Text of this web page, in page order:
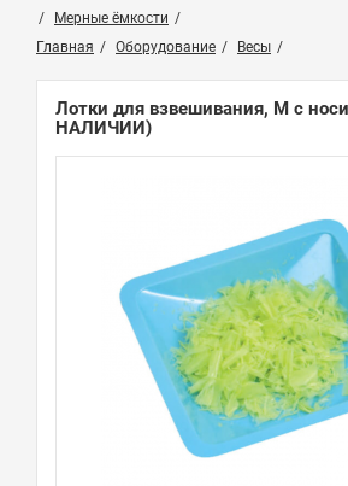
Мерные ёмкости
Главная
Оборудование Весы
Лотки для взвешивания, М с
НАЛИЧИИ)